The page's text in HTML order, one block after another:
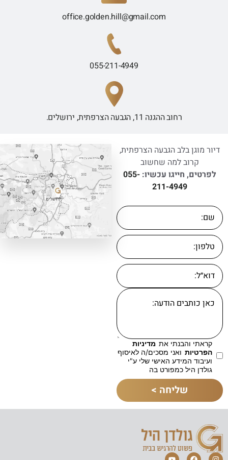
office.golden.hill@gmail.com
055-211-4949
רחוב ההגנה 11, הגבעה הצרפתית, ירושלים.
דיור מוגן בלב הגבעה הצרפתית,
קרוב למה שחשוב
לפרטים, חייגו עכשיו:055-
211-4949
קראתי והבנתי את מדיניות
הפרטיות ואני מסכים/ה לאיסוף
ועיבוד המידע האישי שלי ע"י
גולדן היל כמפורט בה